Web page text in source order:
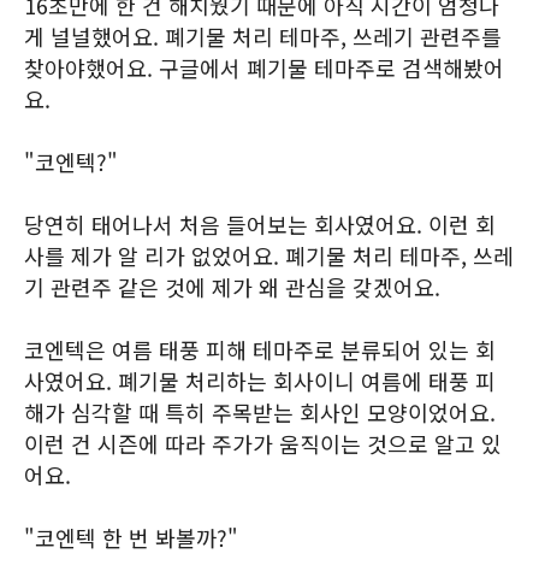
게 널널했어요. 폐기물 처리 테마주, 쓰레기 관련주를
찾아야했어요. 구글에서 폐기물 테마주로 검색해봤어
요.
"코엔텍?"
당연히 태어나서 처음 들어보는 회사였어요. 이런 회
사를 제가 알 리가 없었어요. 폐기물 처리 테마주, 쓰레
기 관련주 같은 것에 제가 왜 관심을 갖겠어요.
코엔텍은 여름 태풍 피해 테마주로 분류되어 있는 회
사였어요. 폐기물 처리하는 회사이니 여름에 태풍 피
해가 심각할 때 특히 주목받는 회사인 모양이었어요.
이런 건 시즌에 따라 주가가 움직이는 것으로 알고 있
어요.
"코엔텍 한 번 봐볼까?"